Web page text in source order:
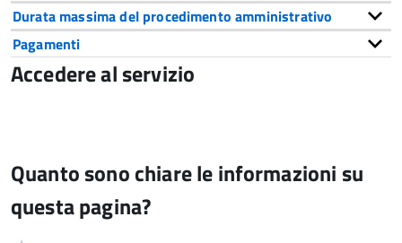
Durata massima del procedimento amministrativo
Pagamenti
Accedere al servizio
Quanto sono chiare le informazioni su
questa pagina?